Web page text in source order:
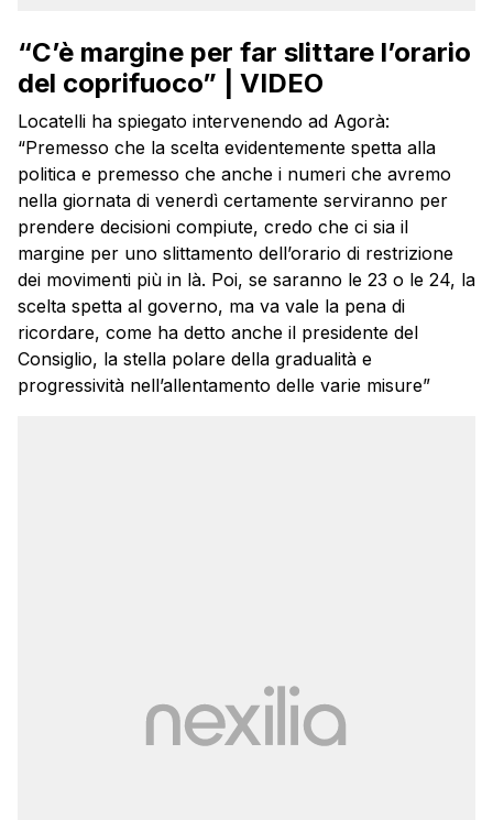
“C’è margine per far slittare l’orario
del coprifuoco” | VIDEO
Locatelli ha spiegato intervenendo ad Agorà:
“Premesso che la scelta evidentemente spetta alla
politica e premesso che anche i numeri che avremo
nella giornata di venerdì certamente serviranno per
prendere decisioni compiute, credo che ci sia il
margine per uno slittamento dell’orario di restrizione
dei movimenti più in là. Poi, se saranno le 23 o le 24, la
scelta spetta al governo, ma va vale la pena di
ricordare, come ha detto anche il presidente del
Consiglio, la stella polare della gradualità e
progressività nell’allentamento delle varie misure”